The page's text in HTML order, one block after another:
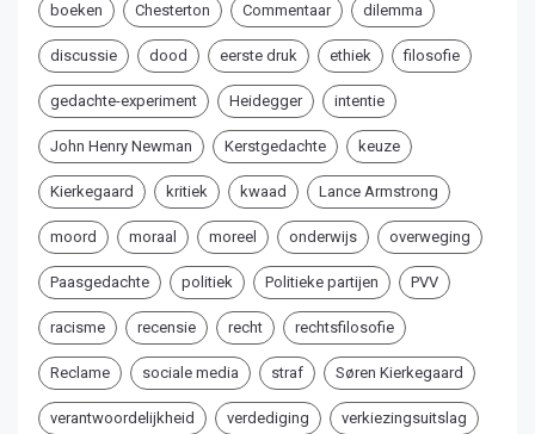
boeken Chesterton Commentaar dilemma
discussie dood eerste druk ethiek filosofie
gedachte-experiment Heidegger intentie
John Henry Newman Kerstgedachte keuze
Kierkegaard kritiek kwaad Lance Armstrong
moord moraal moreel onderwijs overweging
Paasgedachte politiek Politieke partijen PVV
racisme recensie recht rechtsfilosofie
Reclame sociale media straf Søren Kierkegaard
verantwoordelijkheid verdediging verkiezingsuitslag